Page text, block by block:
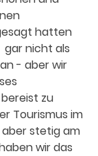
hatten
gar nicht als
- aber wir
zu
Tourismus im
aber stetig am
wir das